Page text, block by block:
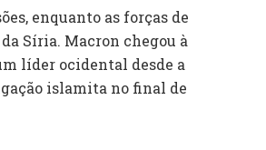
enquanto as forças de
Síria. Macron chegou à
líder ocidental desde a
islamita no final de